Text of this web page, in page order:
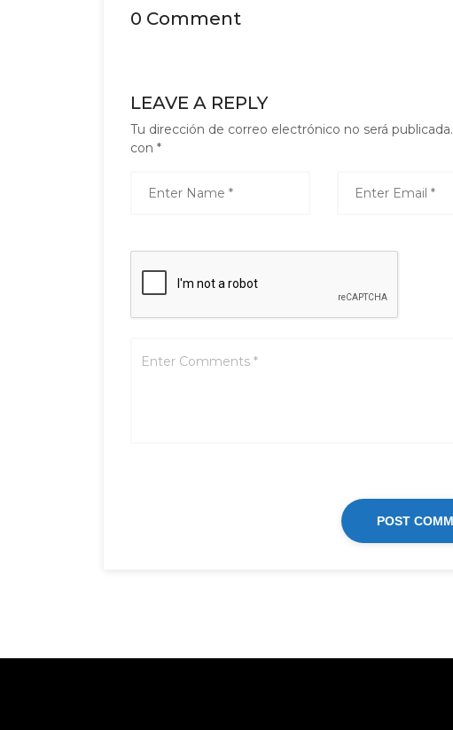
0 Comment
LEAVE A REPLY
Tu dirección de correo electrónico no será publicada.
con *